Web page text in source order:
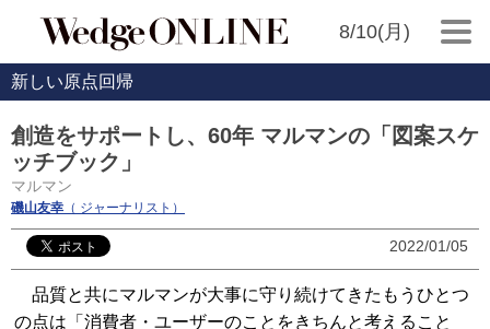
8/10(月)
新しい原点回帰
創造をサポートし、60年 マルマンの「図案スケ
ッチブック」
マルマン
磯山友幸 （ ジャーナリスト）
2022/01/05
品質と共にマルマンが大事に守り続けてきたもうひとつ
の点は「消費者・ユーザーのことをきちんと考えること